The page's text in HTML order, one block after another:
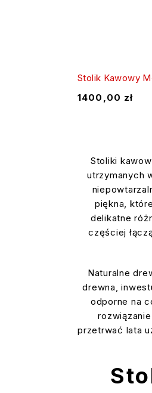
Stolik Kawowy
1400,00 zł
Stoliki
utrzymanych
piękna,
delikatne
częściej
Naturalne
drewna,
odporne na
przetrwać lata